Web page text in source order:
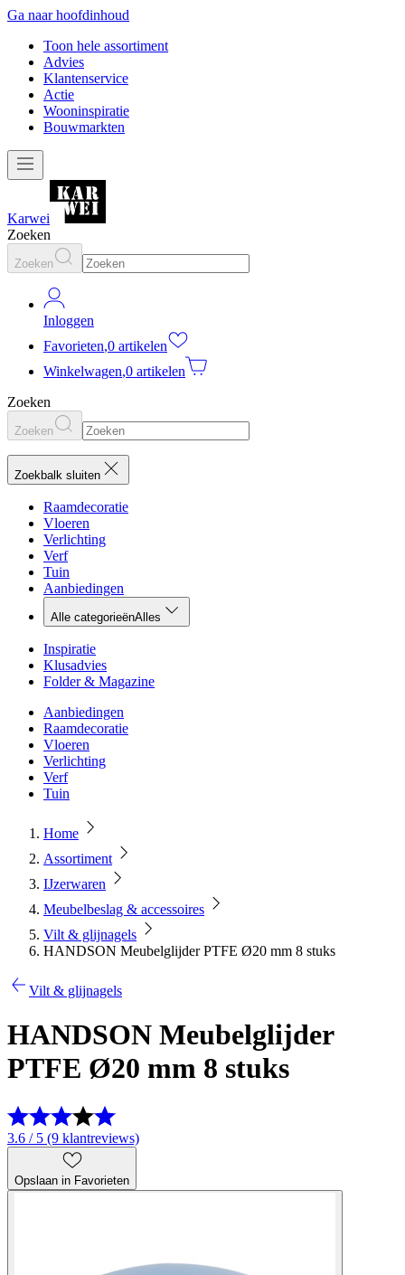
Ga naar hoofdinhoud
Toon hele assortiment
Advies
Klantenservice
Actie
Wooninspiratie
Bouwmarkten
Karwei
Zoeken
Zoeken
Inloggen
Favorieten,0 artikelen
Winkelwagen,0 artikelen
Zoeken
Zoeken
Zoekbalk sluiten
Raamdecoratie
Vloeren
Verlichting
Verf
Tuin
Aanbiedingen
Alle categorieënAlles
Inspiratie
Klusadvies
Folder & Magazine
Aanbiedingen
Raamdecoratie
Vloeren
Verlichting
Verf
Tuin
Home
Assortiment
IJzerwaren
Meubelbeslag & accessoires
Vilt & glijnagels
HANDSON Meubelglijder PTFE Ø20 mm 8 stuks
Vilt & glijnagels
HANDSON Meubelglijder
PTFE Ø20 mm 8 stuks
3.6 / 5 (9 klantreviews)
Opslaan in Favorieten